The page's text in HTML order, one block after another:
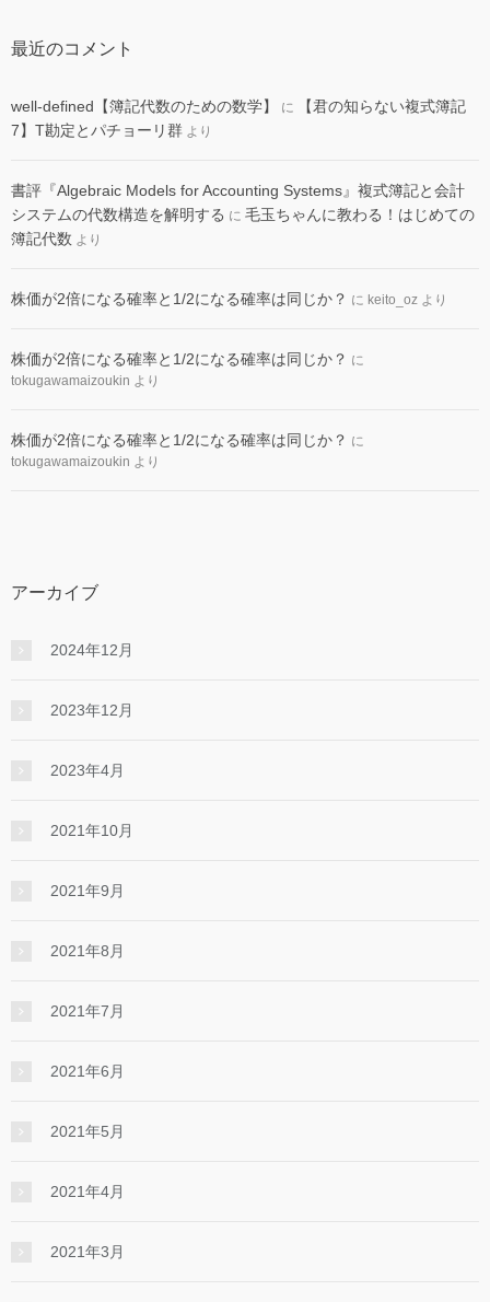
最近のコメント
well-defined【簿記代数のための数学】 に
【君の知らない複式簿記
7】T勘定とパチョーリ群 より
書評『Algebraic Models for Accounting Systems』複式簿記と会計
システムの代数構造を解明する に 毛玉ちゃんに教わる！はじめての
簿記代数 より
株価が2倍になる確率と1/2になる確率は同じか？ に keito_oz より
株価が2倍になる確率と1/2になる確率は同じか？ に
tokugawamaizoukin より
株価が2倍になる確率と1/2になる確率は同じか？ に
tokugawamaizoukin より
アーカイブ
2024年12月
2023年12月
2023年4月
2021年10月
2021年9月
2021年8月
2021年7月
2021年6月
2021年5月
2021年4月
2021年3月